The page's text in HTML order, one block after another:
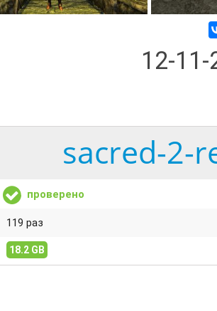
12-
sacred-2-
проверено
119 раз
18.2 GB